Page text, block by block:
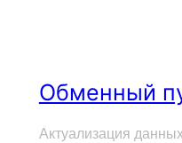
Обменный
Актуализация